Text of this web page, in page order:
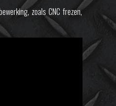
zoals CNC frezen,